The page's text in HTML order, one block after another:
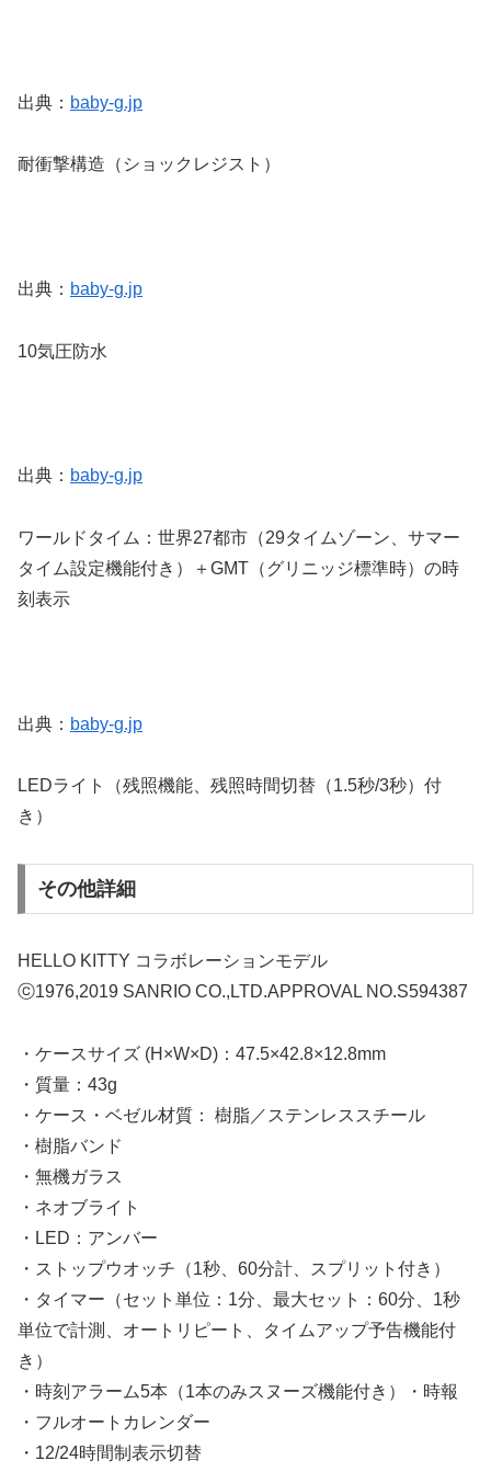
出典： baby-g.jp
耐衝撃構造（ショックレジスト）
出典： baby-g.jp
10気圧防水
出典： baby-g.jp
ワールドタイム：世界27都市（29タイムゾーン、サマー
タイム設定機能付き）＋GMT（グリニッジ標準時）の時
刻表示
出典： baby-g.jp
LEDライト（残照機能、残照時間切替（1.5秒/3秒）付
き）
その他詳細
HELLO KITTY コラボレーションモデル
ⓒ1976,2019 SANRIO CO.,LTD.APPROVAL NO.S594387
・ケースサイズ (H×W×D)：47.5×42.8×12.8mm
・質量：43g
・ケース・ベゼル材質： 樹脂／ステンレススチール
・樹脂バンド
・無機ガラス
・ネオブライト
・LED：アンバー
・ストップウオッチ（1秒、60分計、スプリット付き）
・タイマー（セット単位：1分、最大セット：60分、1秒
単位で計測、オートリピート、タイムアップ予告機能付
き）
・時刻アラーム5本（1本のみスヌーズ機能付き）・時報
・フルオートカレンダー
・12/24時間制表示切替